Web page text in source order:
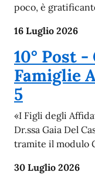
poco, è
16 Luglio 2026
10° Post
Famiglie
5
«I Figli degli
Dr.ssa Gaia Del
tramite il modulo
30 Luglio 2026